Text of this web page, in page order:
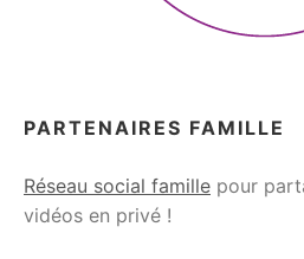
PARTENAIRES FAMILLE
Réseau social famille pour
vidéos en privé !